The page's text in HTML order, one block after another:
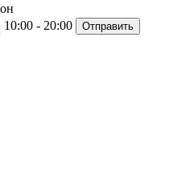
10:00 - 20:00 Отправить